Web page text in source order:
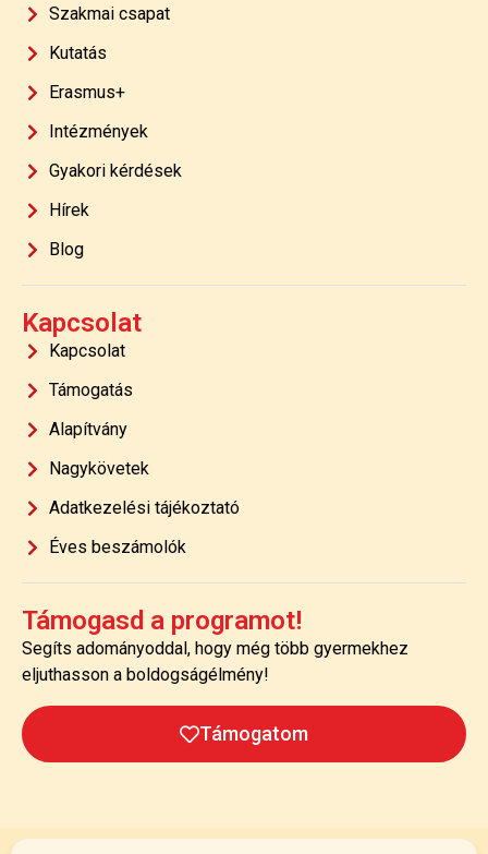
Szakmai csapat
Kutatás
Erasmus+
Intézmények
Gyakori kérdések
Hírek
Blog
Kapcsolat
Kapcsolat
Támogatás
Alapítvány
Nagykövetek
Adatkezelési tájékoztató
Éves beszámolók
Támogasd a programot!
Segíts adományoddal, hogy még több gyermekhez
eljuthasson a boldogságélmény!
Támogatom